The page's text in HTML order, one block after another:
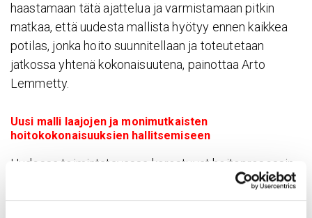
haastamaan tätä ajattelua ja varmistamaan pitkin
matkaa, että uudesta mallista hyötyy ennen kaikkea
potilas, jonka hoito suunnitellaan ja toteutetaan
jatkossa yhtenä kokonaisuutena, painottaa Arto
Lemmetty.
Uusi malli laajojen ja monimutkaisten
hoitokokonaisuuksien hallitsemiseen
Uudessa toimintatavassa korostuvat hoitoprosessin
yhteiset tavoitteet sekä tiivis yhteistyö niin hoidon
suunnittelussa kuin toteutuksessakin.